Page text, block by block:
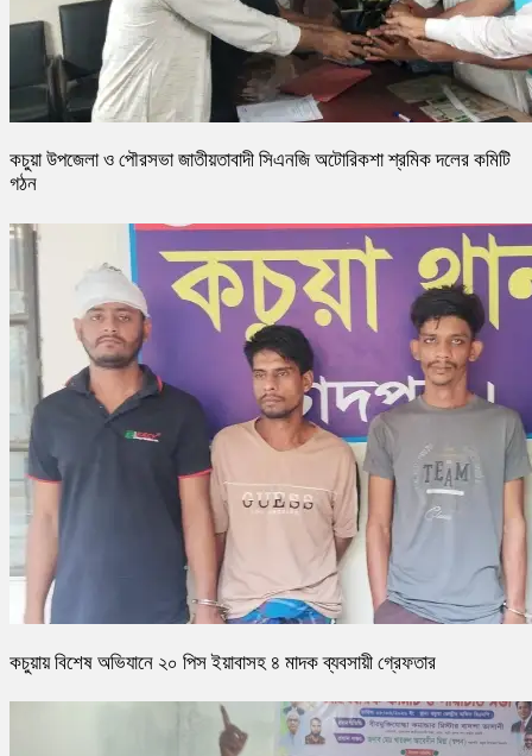
কচুয়া উপজেলা ও পৌরসভা জাতীয়তাবাদী সিএনজি অটোরিকশা শ্রমিক দলের কমিটি
গঠন
কচুয়ায় বিশেষ অভিযানে ২০ পিস ইয়াবাসহ ৪ মাদক ব্যবসায়ী গ্রেফতার